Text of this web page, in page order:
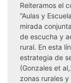
Reiteramos el
“Aulas y
mirada
de escucha y
rural. En esta
estrategia de
(Gonzales et
zonas rurales